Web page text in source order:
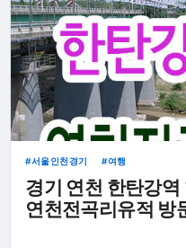
서울인천경기 여행
경기 연천 한탄강
연천전곡리유적 방